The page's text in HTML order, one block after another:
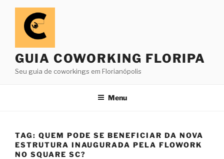
Pular
conteúdo
GUIA COWORKING FLORIPA
Seu guia de coworkings em Florianópolis
Menu
TAG: QUEM PODE SE BENEFICIAR DA NOVA
ESTRUTURA INAUGURADA PELA FLOWORK
NO SQUARE SC?